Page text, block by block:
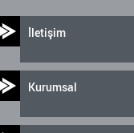
İletişim
Kurumsal